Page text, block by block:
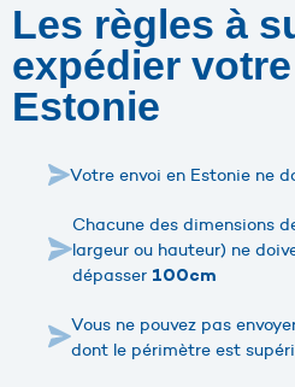
Les règles à
expédier
Estonie
Votre envoi en Estonie ne
Chacune des dimensions
largeur ou hauteur) ne
dépasser100cm
Vous ne pouvez pas
dont le périmètre est